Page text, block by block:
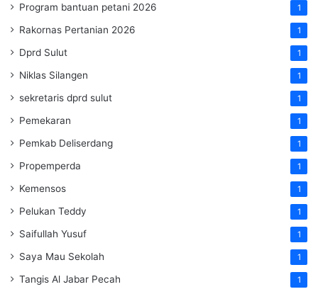
Program bantuan petani 2026 1
Rakornas Pertanian 2026 1
Dprd Sulut 1
Niklas Silangen 1
sekretaris dprd sulut 1
Pemekaran 1
Pemkab Deliserdang 1
Propemperda 1
Kemensos 1
Pelukan Teddy 1
Saifullah Yusuf 1
Saya Mau Sekolah 1
Tangis Al Jabar Pecah 1